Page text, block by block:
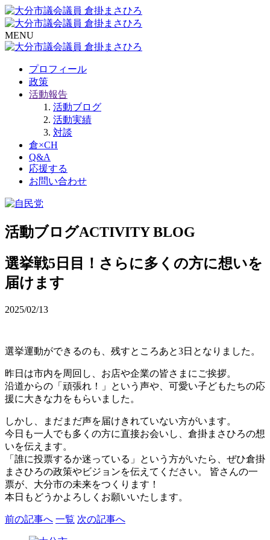
MENU
プロフィール
政策
活動報告
活動ブログ
活動実績
対談
倉×CH
Q&A
応援する
お問い合わせ
活動ブログACTIVITY BLOG
選挙戦5日目！さらに多くの方に想いを
届けます
2025/02/13
選挙運動ができるのも、残すところあと3日となりました。
昨日は市内を周回し、お店や企業の皆さまにご挨拶。
沿道からの「頑張れ！」という声や、可愛い子どもたちの応
援に大きな力をもらいました。
しかし、まだまだ声を届けきれていない方がいます。
今日も一人でも多くの方に直接お会いし、倉掛まさひろの想
いを伝えます。
「誰に投票するか迷っている」という方がいたら、ぜひ倉掛
まさひろの政策やビジョンを伝えてください。 皆さんの一
票が、大分市の未来をつくります！
本日もどうかよろしくお願いいたします。
前の記事へ 一覧 次の記事へ